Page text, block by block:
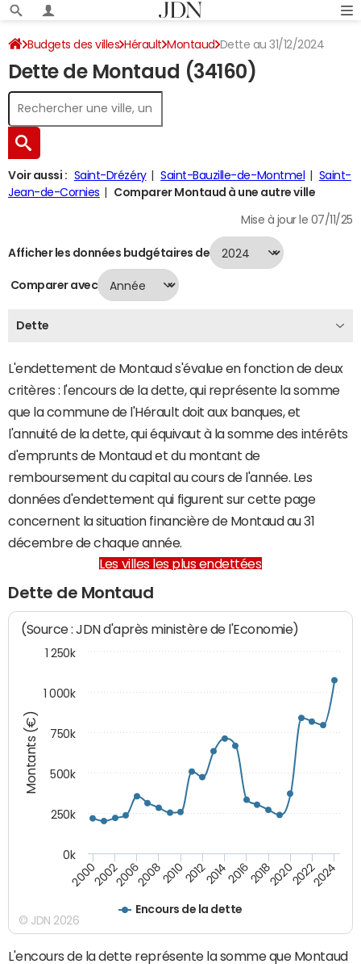
Budgets des villes Hérault Montaud Dette au 31/12/2024
Dette de Montaud (34160)
Voir aussi : Saint-Drézéry Saint-Bauzille-de-Montmel
Saint-
Jean-de-Cornies
Comparer Montaud à une autre ville
Mise à jour le 07/11/25
Afficher les données budgétaires de
Comparer avec
Dette
L'endettement de Montaud s'évalue en fonction de deux
critères : l'encours de la dette, qui représente la somme
que la commune de l'Hérault doit aux banques, et
l'annuité de la dette, qui équivaut à la somme des intérêts
d'emprunts de Montaud et du montant de
remboursement du capital au cours de l'année. Les
données d'endettement qui figurent sur cette page
concernent la situation financière de Montaud au 31
décembre de chaque année.
Les villes les plus endettées
Dette de Montaud
Montants (€)
(Source : JDN d'après ministère de l'Economie)
Encours de la dette
200020022006200820102012201420162018202020222024
0k
250k
500k
750k
1 000k
1 250k
© JDN 2026
L'encours de la dette représente la somme que Montaud